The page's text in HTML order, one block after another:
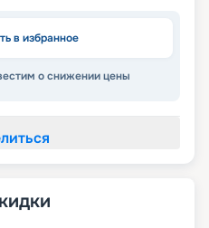
в избранное
о снижении цены